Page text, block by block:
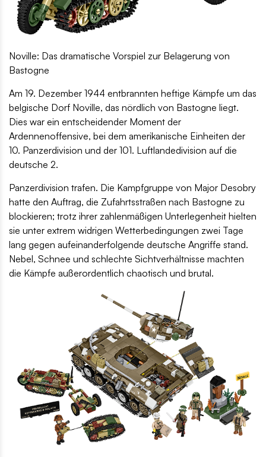
Noville: Das dramatische Vorspiel zur Belagerung von
Bastogne
Am 19. Dezember 1944 entbrannten heftige Kämpfe um das
belgische Dorf Noville, das nördlich von Bastogne liegt.
Dies war ein entscheidender Moment der
Ardennenoffensive, bei dem amerikanische Einheiten der
10. Panzerdivision und der 101. Luftlandedivision auf die
deutsche 2.
Panzerdivision trafen. Die Kampfgruppe von Major Desobry
hatte den Auftrag, die Zufahrtsstraßen nach Bastogne zu
blockieren; trotz ihrer zahlenmäßigen Unterlegenheit hielten
sie unter extrem widrigen Wetterbedingungen zwei Tage
lang gegen aufeinanderfolgende deutsche Angriffe stand.
Nebel, Schnee und schlechte Sichtverhältnisse machten
die Kämpfe außerordentlich chaotisch und brutal.